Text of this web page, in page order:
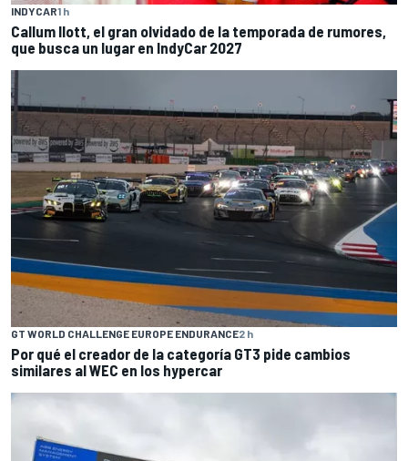
INDYCAR1 h
Callum Ilott, el gran olvidado de la temporada de rumores,
que busca un lugar en IndyCar 2027
GT WORLD CHALLENGE EUROPE ENDURANCE2 h
Por qué el creador de la categoría GT3 pide cambios
similares al WEC en los hypercar